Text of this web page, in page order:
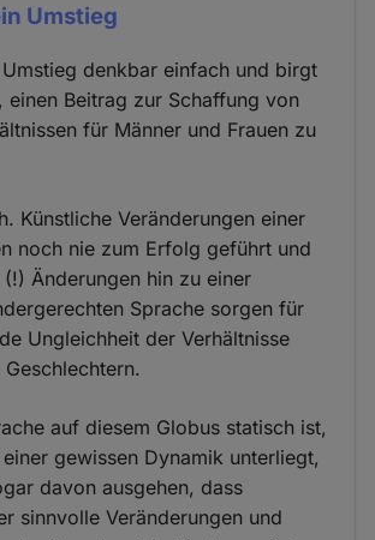
Umstieg
denkbar einfach und birgt
einen Beitrag zur Schaffung von
für Männer und Frauen zu
Künstliche Veränderungen einer
noch nie zum Erfolg geführt und
Änderungen hin zu einer
Sprache sorgen für
Ungleichheit der Verhältnisse
auf diesem Globus statisch ist,
gewissen Dynamik unterliegt,
davon ausgehen, dass
sinnvolle Veränderungen und